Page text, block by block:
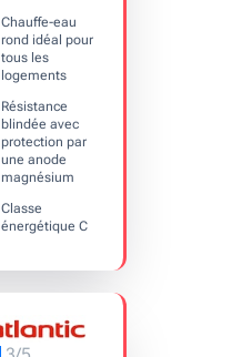
Chauffe-eau
rond idéal pour
tous les
logements
Résistance
blindée avec
protection par
une anode
magnésium
Classe
énergétique C